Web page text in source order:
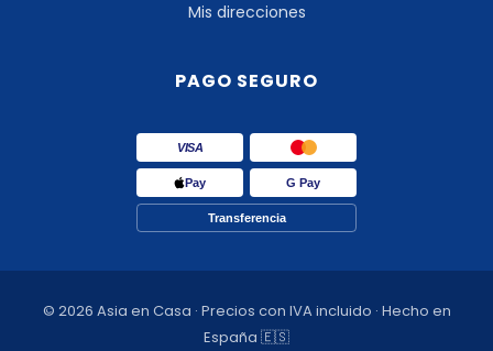
Mis direcciones
PAGO SEGURO
VISA
Pay G Pay
Transferencia
© 2026 Asia en Casa · Precios con IVA incluido · Hecho en
España 🇪🇸